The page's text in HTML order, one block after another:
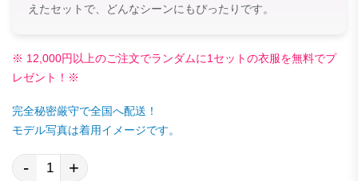
えたセットで、どんなシーンにもぴったりです。
※ 12,000円以上のご注文でランダムに1セットの衣服を無料でプ
レゼント！※
完全秘密厳守で全国へ配送！
モデル写真は着用イメージです。
- +